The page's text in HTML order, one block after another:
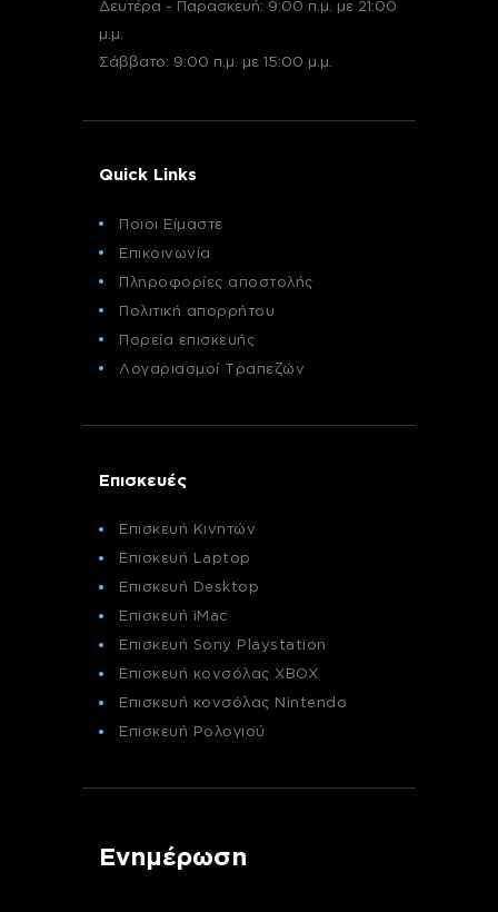
Δευτέρα - Παρασκευή: 9:00 π.μ. με 21:00
μ.μ.
Σάββατο: 9:00 π.μ. με 15:00 μ.μ.
Quick Links
Ποιοι Είμαστε
Επικοινωνία
Πληροφορίες αποστολής
Πολιτική απορρήτου
Πορεία επισκευής
Λογαριασμοί Τραπεζών
Επισκευές
Επισκευή Κινητών
Επισκευή Laptop
Επισκευή Desktop
Επισκευή iMac
Επισκευή Sony Playstation
Επισκευή κονσόλας XBOX
Επισκευή κονσόλας Nintendo
Επισκευή Ρολογιού
Ενημέρωση